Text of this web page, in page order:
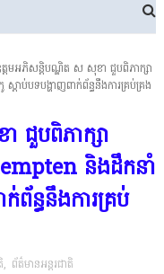
តមអភិសន្តិបណ្ឌិត ស សុខា ជួបពិភាក្សា
ប់បទបង្ហាញពាក់ព័ន្ធនឹងការគ្រប់គ្រង
ជួបពិភាក្សា
និងដឹកនាំ
ន្ធនឹងការគ្រប់
, ព័ត៌មានអន្តរជាតិ